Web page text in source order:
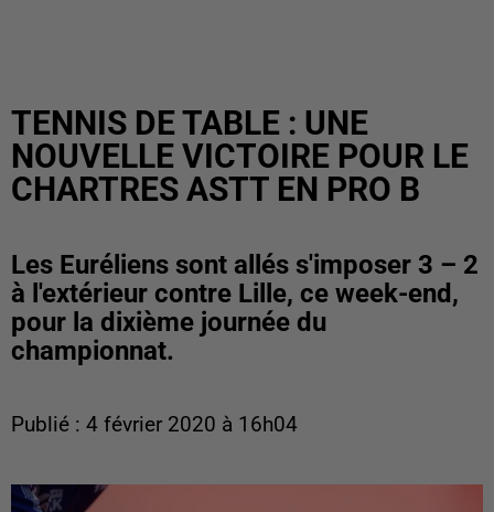
TENNIS DE TABLE : UNE
NOUVELLE VICTOIRE POUR LE
CHARTRES ASTT EN PRO B
Les Euréliens sont allés s'imposer 3 – 2
à l'extérieur contre Lille, ce week-end,
pour la dixième journée du
championnat.
Publié : 4 février 2020 à 16h04